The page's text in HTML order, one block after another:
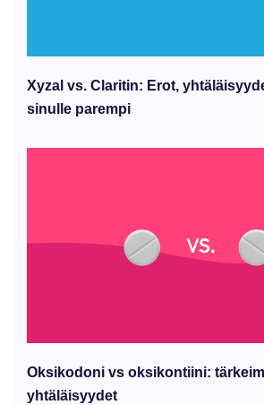
Xyzal vs. Claritin: Erot,
sinulle parempi
Oksikodoni vs oksikontiini:
yhtäläisyydet